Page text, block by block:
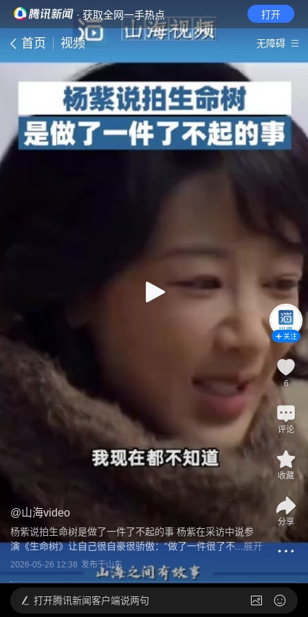
· 获取全网一手热点 打开
首页 视频 无障碍
@山海video
杨紫说拍生命树是做了一件了不起的事 杨紫在采访中说参
演《生命树》让自己很自豪很骄傲：“做了一件很了不...展开
2026-05-26 12:38 发布于山东
关注
6
评论
收藏
分享
打开腾讯新闻客户端说两句